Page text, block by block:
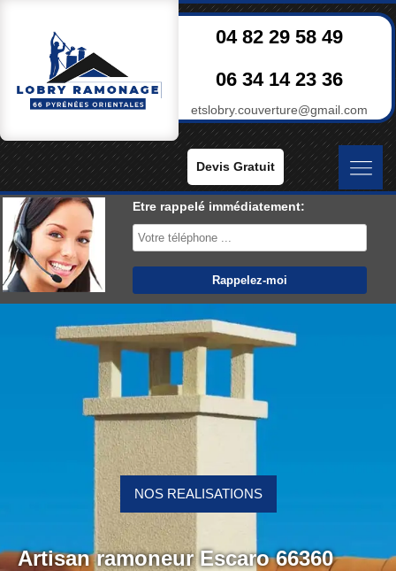
04 82 29 58 49
06 34 14 23 36
etslobry.couverture@gmail.com
Devis Gratuit
Etre rappelé immédiatement:
Artisan ramoneur Escaro 66360
NOS REALISATIONS